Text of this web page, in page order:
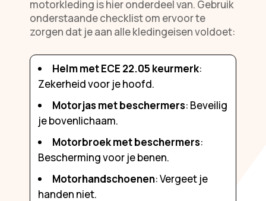
motorkleding is hier onderdeel van. Gebruik
onderstaande checklist om ervoor te
zorgen dat je aan alle kledingeisen voldoet:
Helm met ECE 22.05 keurmerk:
Zekerheid voor je hoofd.
Motorjas met beschermers: Beveilig
je bovenlichaam.
Motorbroek met beschermers:
Bescherming voor je benen.
Motorhandschoenen: Vergeet je
handen niet.